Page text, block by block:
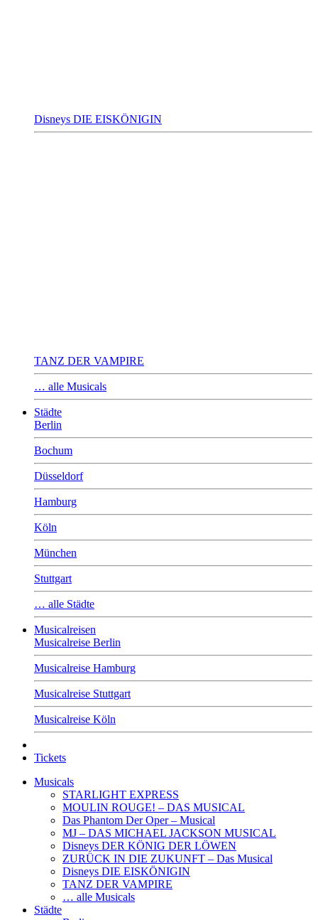
Disneys DIE EISKÖNIGIN
TANZ DER VAMPIRE
… alle Musicals
Städte
Berlin
Bochum
Düsseldorf
Hamburg
Köln
München
Stuttgart
… alle Städte
Musicalreisen
Musicalreise Berlin
Musicalreise Hamburg
Musicalreise Stuttgart
Musicalreise Köln
Tickets
Musicals
STARLIGHT EXPRESS
MOULIN ROUGE! – DAS MUSICAL
Das Phantom Der Oper – Musical
MJ – DAS MICHAEL JACKSON MUSICAL
Disneys DER KÖNIG DER LÖWEN
ZURÜCK IN DIE ZUKUNFT – Das Musical
Disneys DIE EISKÖNIGIN
TANZ DER VAMPIRE
… alle Musicals
Städte